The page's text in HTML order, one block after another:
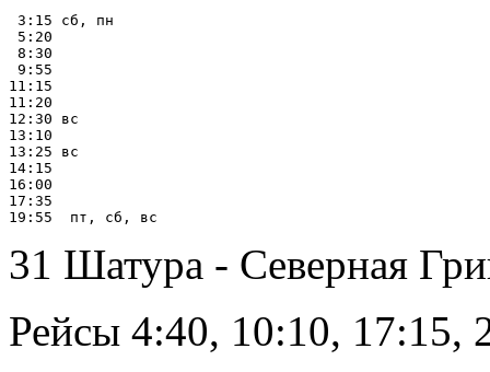
3:15 сб, пн
5:20
8:30
9:55
11:15
11:20
12:30 вс
13:10
13:25 вс
14:15
16:00
17:35
31 Шатура - Северная
Рейсы 4:40, 10:10, 17:15,